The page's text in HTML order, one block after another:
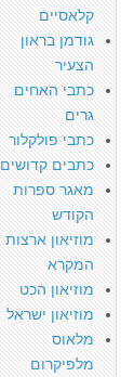
קלאסיים
גודמן בראון
הצעיר
כתבי האחים
גרים
כתבי פולקלור
כתבים קדושים
מאגר ספרות
הקודש
מוזיאון ארצות
המקרא
מוזיאון הכט
מוזיאון ישראל
מלאוס
מלפיקרום